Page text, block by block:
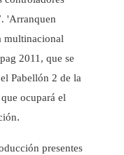
'Arranquen
multinacional
2011, que se
Pabellón 2 de la
ocupará el
.
presentes